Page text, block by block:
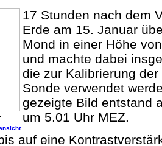
17 Stunden nach dem
Erde am 15. Januar
Mond in einer Höhe
und machte dabei
die zur Kalibrierung
Sonde verwendet
gezeigte Bild entstand
um 5.01 Uhr MEZ.
auf eine